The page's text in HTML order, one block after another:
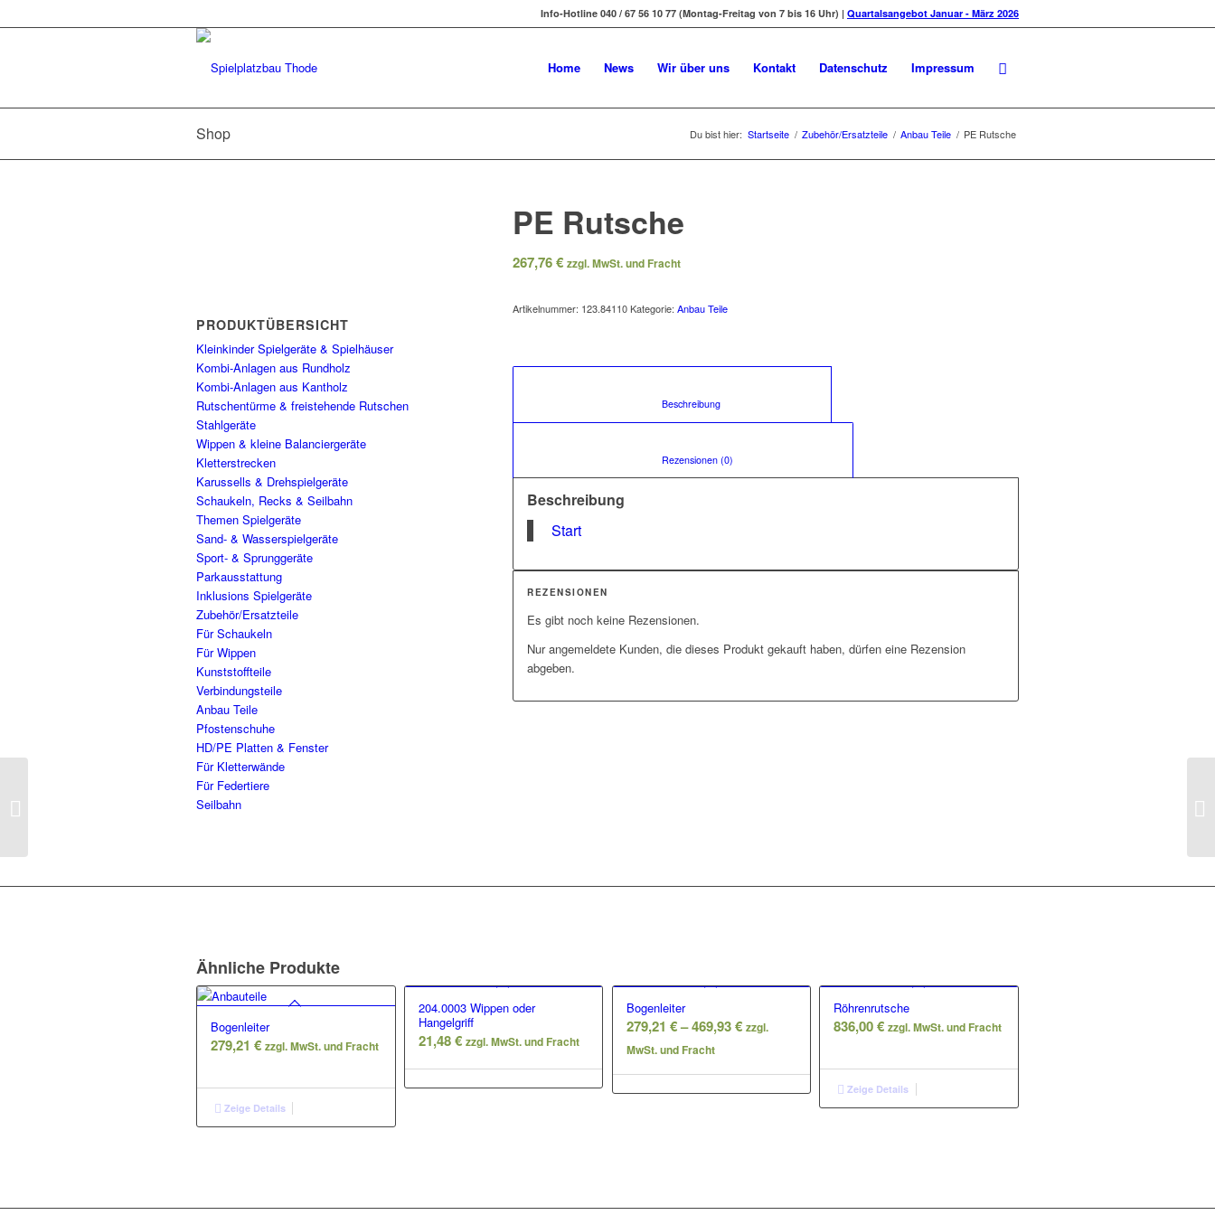
Info-Hotline 040 / 67 56 10 77 (Montag-Freitag von 7 bis 16 Uhr) | Quartalsangebot Januar - März 2026
Home News Wir über uns Kontakt Datenschutz Impressum
Shop Du bist hier: Startseite / Zubehör/Ersatzteile / Anbau Teile / PE Rutsche
PRODUKTÜBERSICHT
Kleinkinder Spielgeräte & Spielhäuser
Kombi-Anlagen aus Rundholz
Kombi-Anlagen aus Kantholz
Rutschentürme & freistehende Rutschen
Stahlgeräte
Wippen & kleine Balanciergeräte
Kletterstrecken
Karussells & Drehspielgeräte
Schaukeln, Recks & Seilbahn
Themen Spielgeräte
Sand- & Wasserspielgeräte
Sport- & Sprunggeräte
Parkausstattung
Inklusions Spielgeräte
Zubehör/Ersatzteile
Für Schaukeln
Für Wippen
Kunststoffteile
Verbindungsteile
Anbau Teile
Pfostenschuhe
HD/PE Platten & Fenster
Für Kletterwände
Für Federtiere
Seilbahn
PE Rutsche
267,76€ zzgl. MwSt. und Fracht
Artikelnummer: 123.84110 Kategorie:Anbau Teile
Beschreibung
Start
REZENSIONEN
Es gibt noch keine Rezensionen.
Nur angemeldete Kunden, die dieses Produkt gekauft haben, dürfen eine Rezension
abgeben.
Ähnliche Produkte
Bogenleiter
279,21 € zzgl. MwSt. und Fracht
Zeige Details
204.0003 Wippen oder
Hangelgriff
21,48€ zzgl. MwSt. und Fracht
Bogenleiter
279,21 €–469,93€Preisspanne:
469,93 €
zzgl.
MwSt. und Fracht
Röhrenrutsche
836,00€ zzgl. MwSt. und Fracht
Zeige Details